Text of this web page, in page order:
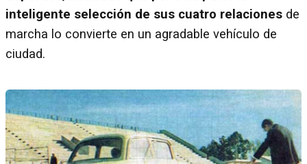
inteligente selección de sus cuatro relaciones de
marcha lo convierte en un agradable vehículo de
ciudad.